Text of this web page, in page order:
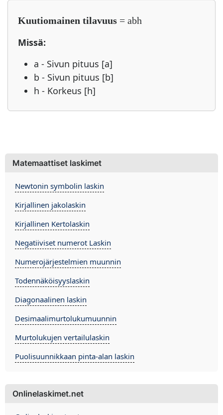
Kuutiomainen tilavuus = abh
Missä:
a - Sivun pituus [a]
b - Sivun pituus [b]
h - Korkeus [h]
Matemaattiset laskimet
Newtonin symbolin laskin
Kirjallinen jakolaskin
Kirjallinen Kertolaskin
Negatiiviset numerot Laskin
Numerojärjestelmien muunnin
Todennäköisyyslaskin
Diagonaalinen laskin
Desimaalimurtolukumuunnin
Murtolukujen vertailulaskin
Puolisuunnikkaan pinta-alan laskin
Onlinelaskimet.net